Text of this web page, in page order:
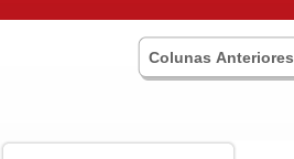
Colunas Anteriores